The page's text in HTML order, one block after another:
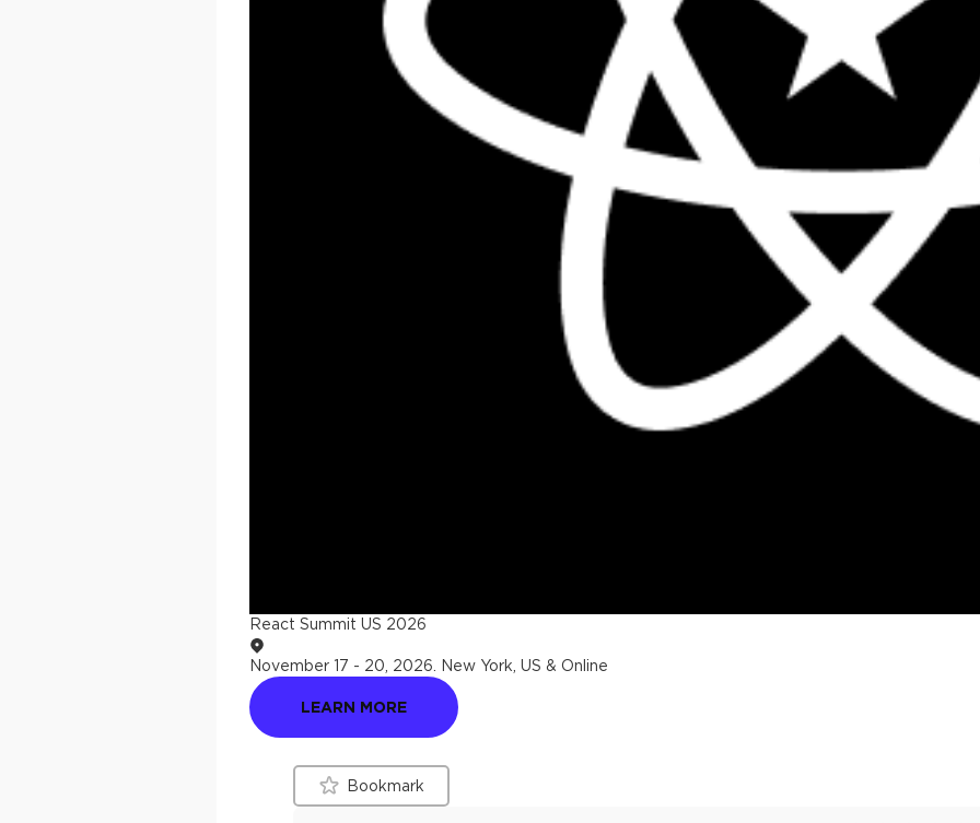
New York, US & Online
The biggest React conference in the
LEARN MORE
React Summit US 2026
November 17 - 20, 2026 New York, US & Online
LEARN MORE
Bookmark